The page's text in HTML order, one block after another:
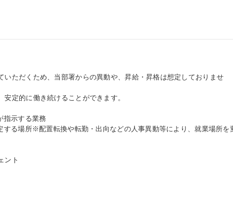
いただくため、当部署からの異動や、昇給・昇格は想定しておりませ
定的に働き続けることができます。
指示する業務
する場所※配置転換や転勤・出向などの人事異動等により、就業場所を
ント